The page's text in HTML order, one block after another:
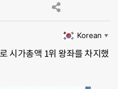
Korean ▼
시가총액 1위 왕좌를 차지했